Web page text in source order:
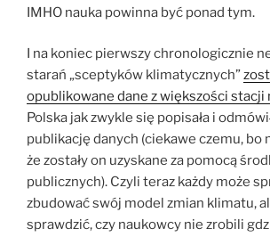
IMHO nauka powinna być ponad tym.
I na koniec pierwszy chronologicznie
starań „sceptyków klimatycznych”
opublikowane dane z większości stacji
Polska jak zwykle się popisała i
publikację danych (ciekawe czemu, bo
że zostały on uzyskane za pomocą
publicznych). Czyli teraz każdy może
zbudować swój model zmian klimatu,
sprawdzić, czy naukowcy nie zrobili